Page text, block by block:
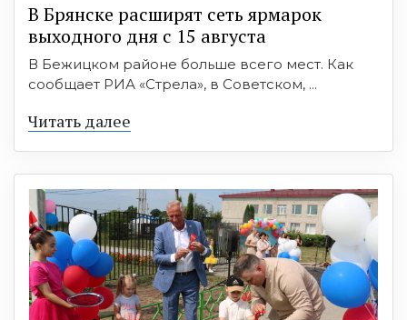
В Брянске расширят сеть ярмарок
выходного дня с 15 августа
В Бежицком районе больше всего мест. Как
сообщает РИА «Стрела», в Советском, ...
Читать далее